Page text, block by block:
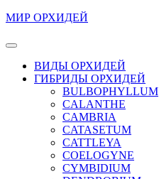
Перейти
содержимому
содержимому
МИР ОРХИДЕЙ
Кнопка
ОткрытьВИДЫ ОРХИДЕЙ
ГИБРИДЫ ОРХИДЕЙ
BULBOPHYLLUM
CALANTHE
CAMBRIA
CATASETUM
CATTLEYA
COELOGYNE
CYMBIDIUM